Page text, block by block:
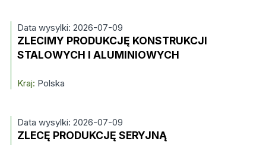
Data wysylki: 2026-07-09
ZLECIMY PRODUKCJĘ KONSTRUKCJI
STALOWYCH I ALUMINIOWYCH
Kraj: Polska
Data wysylki: 2026-07-09
ZLECĘ PRODUKCJĘ SERYJNĄ